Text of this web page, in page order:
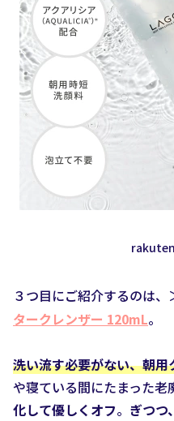
３つ目にご紹介するのは、
タークレンザー 120mL。
洗い流す必要がない、朝用
や寝ている間にたまった老
化して優しくオフ。 ぎつつ